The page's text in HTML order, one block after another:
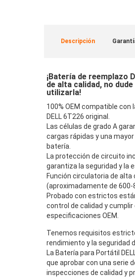
Descripción
¡Batería de reemplazo
de alta calidad, no dude
utilizarla!
100% OEM compatible con
DELL 6T226 original.
Las células de grado A
cargas rápidas y una
batería.
La protección de circuito
garantiza la seguridad y la
Función circulatoria de alta
(aproximadamente de 600-
Probado con estrictos
control de calidad y cumplir
especificaciones OEM.
Tenemos requisitos
rendimiento y la seguridad
La Batería para Portátil
que aprobar con una serie
inspecciones de calidad y